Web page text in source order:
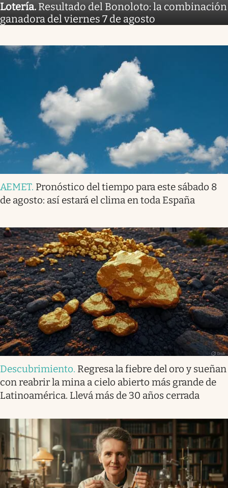
Lotería. Resultado del Bonoloto: la combinación
ganadora del viernes 7 de agosto
AEMET. Pronóstico del tiempo para este sábado 8
de agosto: así estará el clima en toda España
Descubrimiento. Regresa la fiebre del oro y sueñan
con reabrir la mina a cielo abierto más grande de
Latinoamérica. Llevá más de 30 años cerrada